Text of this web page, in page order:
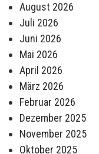
August 2026
Juli 2026
Juni 2026
Mai 2026
April 2026
März 2026
Februar 2026
Dezember 2025
November 2025
Oktober 2025